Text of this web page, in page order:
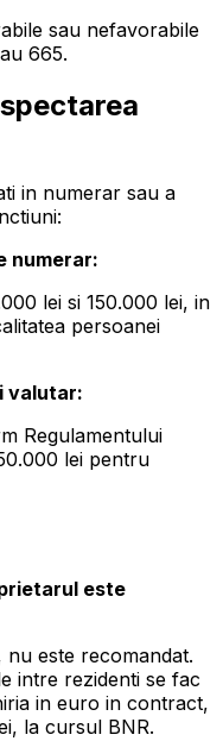
sau nefavorabile
665.
in numerar sau a
numerar:
lei si 150.000 lei, in
persoanei
valutar:
Regulamentului
lei pentru
este
este recomandat.
intre rezidenti se fac
in euro in contract,
la cursul BNR.